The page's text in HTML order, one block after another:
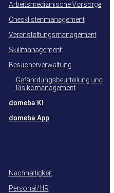
Arbeitsmedizinische Vorsorge
Checklistenmanagement
Veranstaltungsmanagement
Skillmanagement
Besucherverwaltung
Gefährdungsbeurteilung und
Risikomanagement
domeba KI
domeba App
Nachhaltigkeit
Personal/HR